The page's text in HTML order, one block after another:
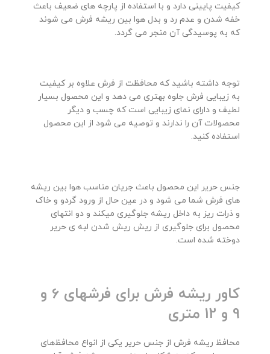
کیفیت پایینی دارد و با استفاده از پارچه های ضعیف باعث
خفه شدن و عدم رد و بدل هوا بین ریشه فرش می شوند
که به پوسیدگی آن منجر می گردد.
توجه داشته باشید که محافظت از فرش علاوه بر کیفیت
به زیبایی فرش جلوه بهتری می دهد و این محصول بسیار
لطیف و دارای نمای زیبایی است که چسب و دیگر
محصولات آن را ندارند و توصیه می شود از این محصول
استفاده کنید.
جنس حریر این محصول باعث جریان مناسب هوا بین ریشه
های فرش شما می شود و در عین حال از ورود گردو و خاک
و ذرات ریز به داخل ریشه جلوگیری میکند و دو انتهای
محصول برای جلوگیری از ریش ریش شدن لبه ی حریر
دوخته شده است.
کاور ریشه فرش برای فرشهای 6 و
9 و 12 متری
محافظ ریشه فرش از جنس حریر یکی از انواع محافظ‌های